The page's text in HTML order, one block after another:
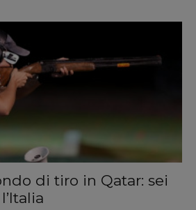
di tiro in Qatar: sei